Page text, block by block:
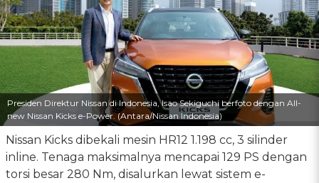
Presiden Direktur Nissan di Indonesia, Isao Sekiguchi berfoto dengan All-
new Nissan Kicks e-Power. (Antara/Nissan Indonesia)
Nissan Kicks dibekali mesin HR12 1.198 cc, 3 silinder
inline. Tenaga maksimalnya mencapai 129 PS dengan
torsi besar 280 Nm, disalurkan lewat sistem e-